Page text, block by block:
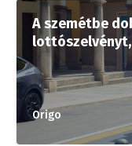
A szemétbe
Origo